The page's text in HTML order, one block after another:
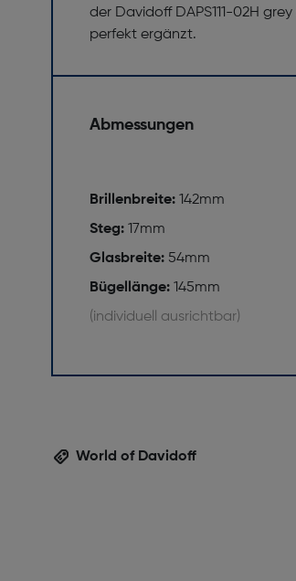
der Davidoff DAPS111-02H
perfekt ergänzt.
Abmessungen
Brillenbreite: 142mm
Steg: 17mm
Glasbreite: 54mm
Bügellänge: 145mm
(individuell ausrichtbar)
World of Davidoff